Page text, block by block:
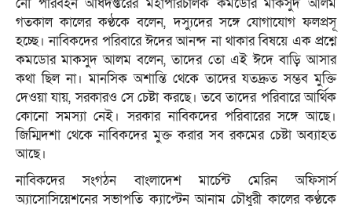
গতকাল কালের কণ্ঠকে বলেন, দস্যুদের সঙ্গে যোগাযোগ ফলপ্রসূ
হচ্ছে। নাবিকদের পরিবারে ঈদের আনন্দ না থাকার বিষয়ে এক প্রশ্নে
কমডোর মাকসুদ আলম বলেন, তাদের তো এই ঈদে বাড়ি আসার
কথা ছিল না। মানসিক অশান্তি থেকে তাদের যতদ্রুত সম্ভব মুক্তি
দেওয়া যায়, সরকারও সে চেষ্টা করছে। তবে তাদের পরিবারে আর্থিক
কোনো সমস্যা নেই। সরকার নাবিকদের পরিবারের সঙ্গে আছে।
জিম্মিদশা থেকে নাবিকদের মুক্ত করার সব রকমের চেষ্টা অব্যাহত
আছে।
নাবিকদের সংগঠনবাংলাদেশমার্চেন্ট মেরিন অফিসার্স
অ্যাসোসিয়েশনের সভাপতি ক্যাপ্টেন আনাম চৌধুরী কালের কণ্ঠকে